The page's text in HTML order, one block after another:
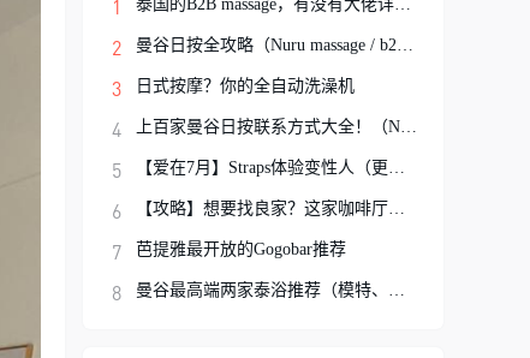
泰国的B2B massage，有没有大佬详细解说一
曼谷日按全攻略（Nuru massage / b2b按摩避
日式按摩？你的全自动洗澡机
上百家曼谷日按联系方式大全！（Nuru Massa
【爱在7月】Straps体验变性人（更新完结）
【攻略】想要找良家？这家咖啡厅你可以试试
芭提雅最开放的Gogobar推荐
曼谷最高端两家泰浴推荐（模特、网红、明星